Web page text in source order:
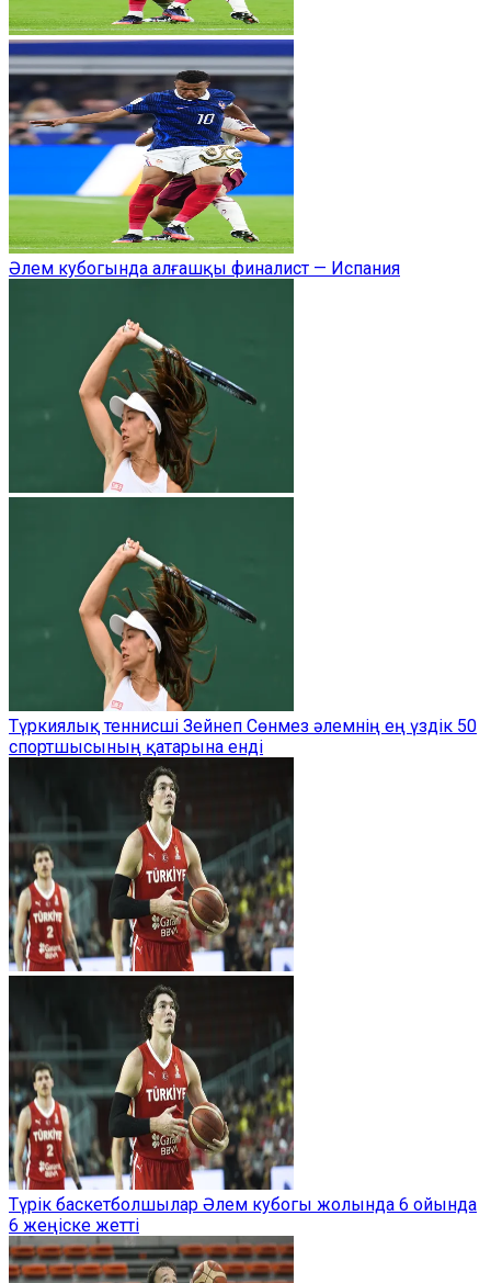
Әлем кубогында алғашқы финалист — Испания
Түркиялық теннисші Зейнеп Сөнмез әлемнің ең үздік 50
спортшысының қатарына енді
Түрік баскетболшылар Әлем кубогы жолында 6 ойында
6 жеңіске жетті